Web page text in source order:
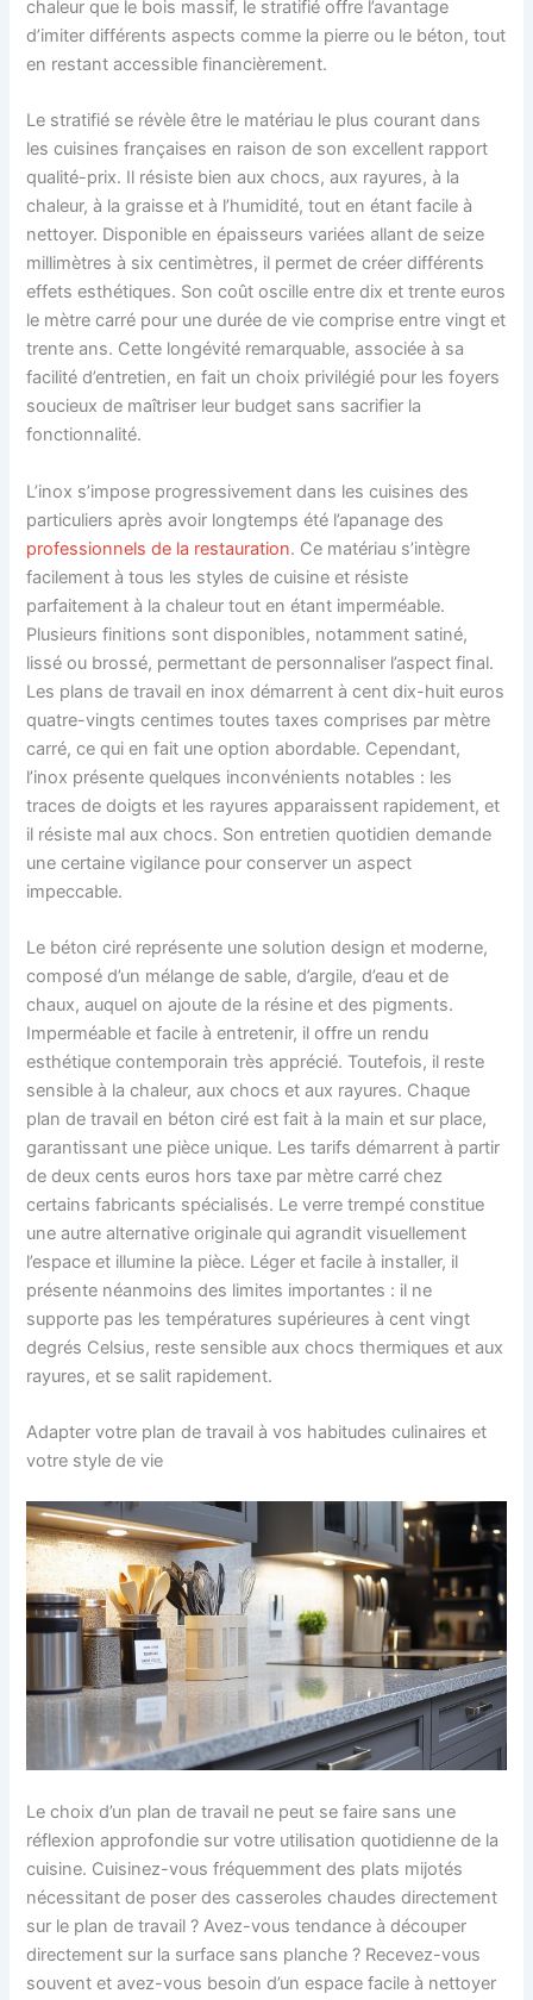
chaleur que le bois massif, le stratifié offre l’avantage
d’imiter différents aspects comme la pierre ou le béton, tout
en restant accessible financièrement.
Le stratifié se révèle être le matériau le plus courant dans
les cuisines françaises en raison de son excellent rapport
qualité-prix. Il résiste bien aux chocs, aux rayures, à la
chaleur, à la graisse et à l’humidité, tout en étant facile à
nettoyer. Disponible en épaisseurs variées allant de seize
millimètres à six centimètres, il permet de créer différents
effets esthétiques. Son coût oscille entre dix et trente euros
le mètre carré pour une durée de vie comprise entre vingt et
trente ans. Cette longévité remarquable, associée à sa
facilité d’entretien, en fait un choix privilégié pour les foyers
soucieux de maîtriser leur budget sans sacrifier la
fonctionnalité.
L’inox s’impose progressivement dans les cuisines des
particuliers après avoir longtemps été l’apanage des
professionnels de la restauration. Ce matériau s’intègre
facilement à tous les styles de cuisine et résiste
parfaitement à la chaleur tout en étant imperméable.
Plusieurs finitions sont disponibles, notamment satiné,
lissé ou brossé, permettant de personnaliser l’aspect final.
Les plans de travail en inox démarrent à cent dix-huit euros
quatre-vingts centimes toutes taxes comprises par mètre
carré, ce qui en fait une option abordable. Cependant,
l’inox présente quelques inconvénients notables : les
traces de doigts et les rayures apparaissent rapidement, et
il résiste mal aux chocs. Son entretien quotidien demande
une certaine vigilance pour conserver un aspect
impeccable.
Le béton ciré représente une solution design et moderne,
composé d’un mélange de sable, d’argile, d’eau et de
chaux, auquel on ajoute de la résine et des pigments.
Imperméable et facile à entretenir, il offre un rendu
esthétique contemporain très apprécié. Toutefois, il reste
sensible à la chaleur, aux chocs et aux rayures. Chaque
plan de travail en béton ciré est fait à la main et sur place,
garantissant une pièce unique. Les tarifs démarrent à partir
de deux cents euros hors taxe par mètre carré chez
certains fabricants spécialisés. Le verre trempé constitue
une autre alternative originale qui agrandit visuellement
l’espace et illumine la pièce. Léger et facile à installer, il
présente néanmoins des limites importantes : il ne
supporte pas les températures supérieures à cent vingt
degrés Celsius, reste sensible aux chocs thermiques et aux
rayures, et se salit rapidement.
Adapter votre plan de travail à vos habitudes culinaires et
votre style de vie
Le choix d’un plan de travail ne peut se faire sans une
réflexion approfondie sur votre utilisation quotidienne de la
cuisine. Cuisinez-vous fréquemment des plats mijotés
nécessitant de poser des casseroles chaudes directement
sur le plan de travail ? Avez-vous tendance à découper
directement sur la surface sans planche ? Recevez-vous
souvent et avez-vous besoin d’un espace facile à nettoyer